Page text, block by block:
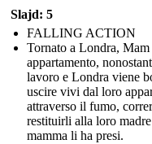
Slajd: 5
FALLING ACTION
Tornato a Londra,
appartamento,
lavoro e Londra viene
uscire vivi dal loro
attraverso il fumo,
restituirli alla loro
mamma li ha presi.